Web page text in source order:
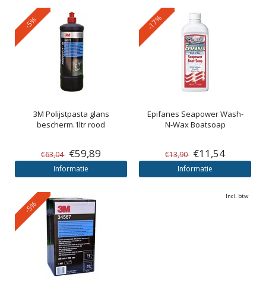
-5%
3M Polijstpasta glans
bescherm.1ltr rood
€63,04 €59,89
Informatie
-17%
Epifanes Seapower Wash-
N-Wax Boatsoap
€13,90 €11,54
Informatie
-5%
Incl. btw